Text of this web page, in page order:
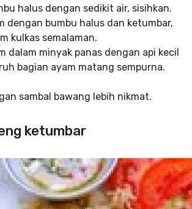
halus dengan sedikit air, sisihkan.
dengan bumbu halus dan ketumbar,
kulkas semalaman.
dalam minyak panas dengan api kecil
bagian ayam matang sempurna.
sambal bawang lebih nikmat.
ketumbar